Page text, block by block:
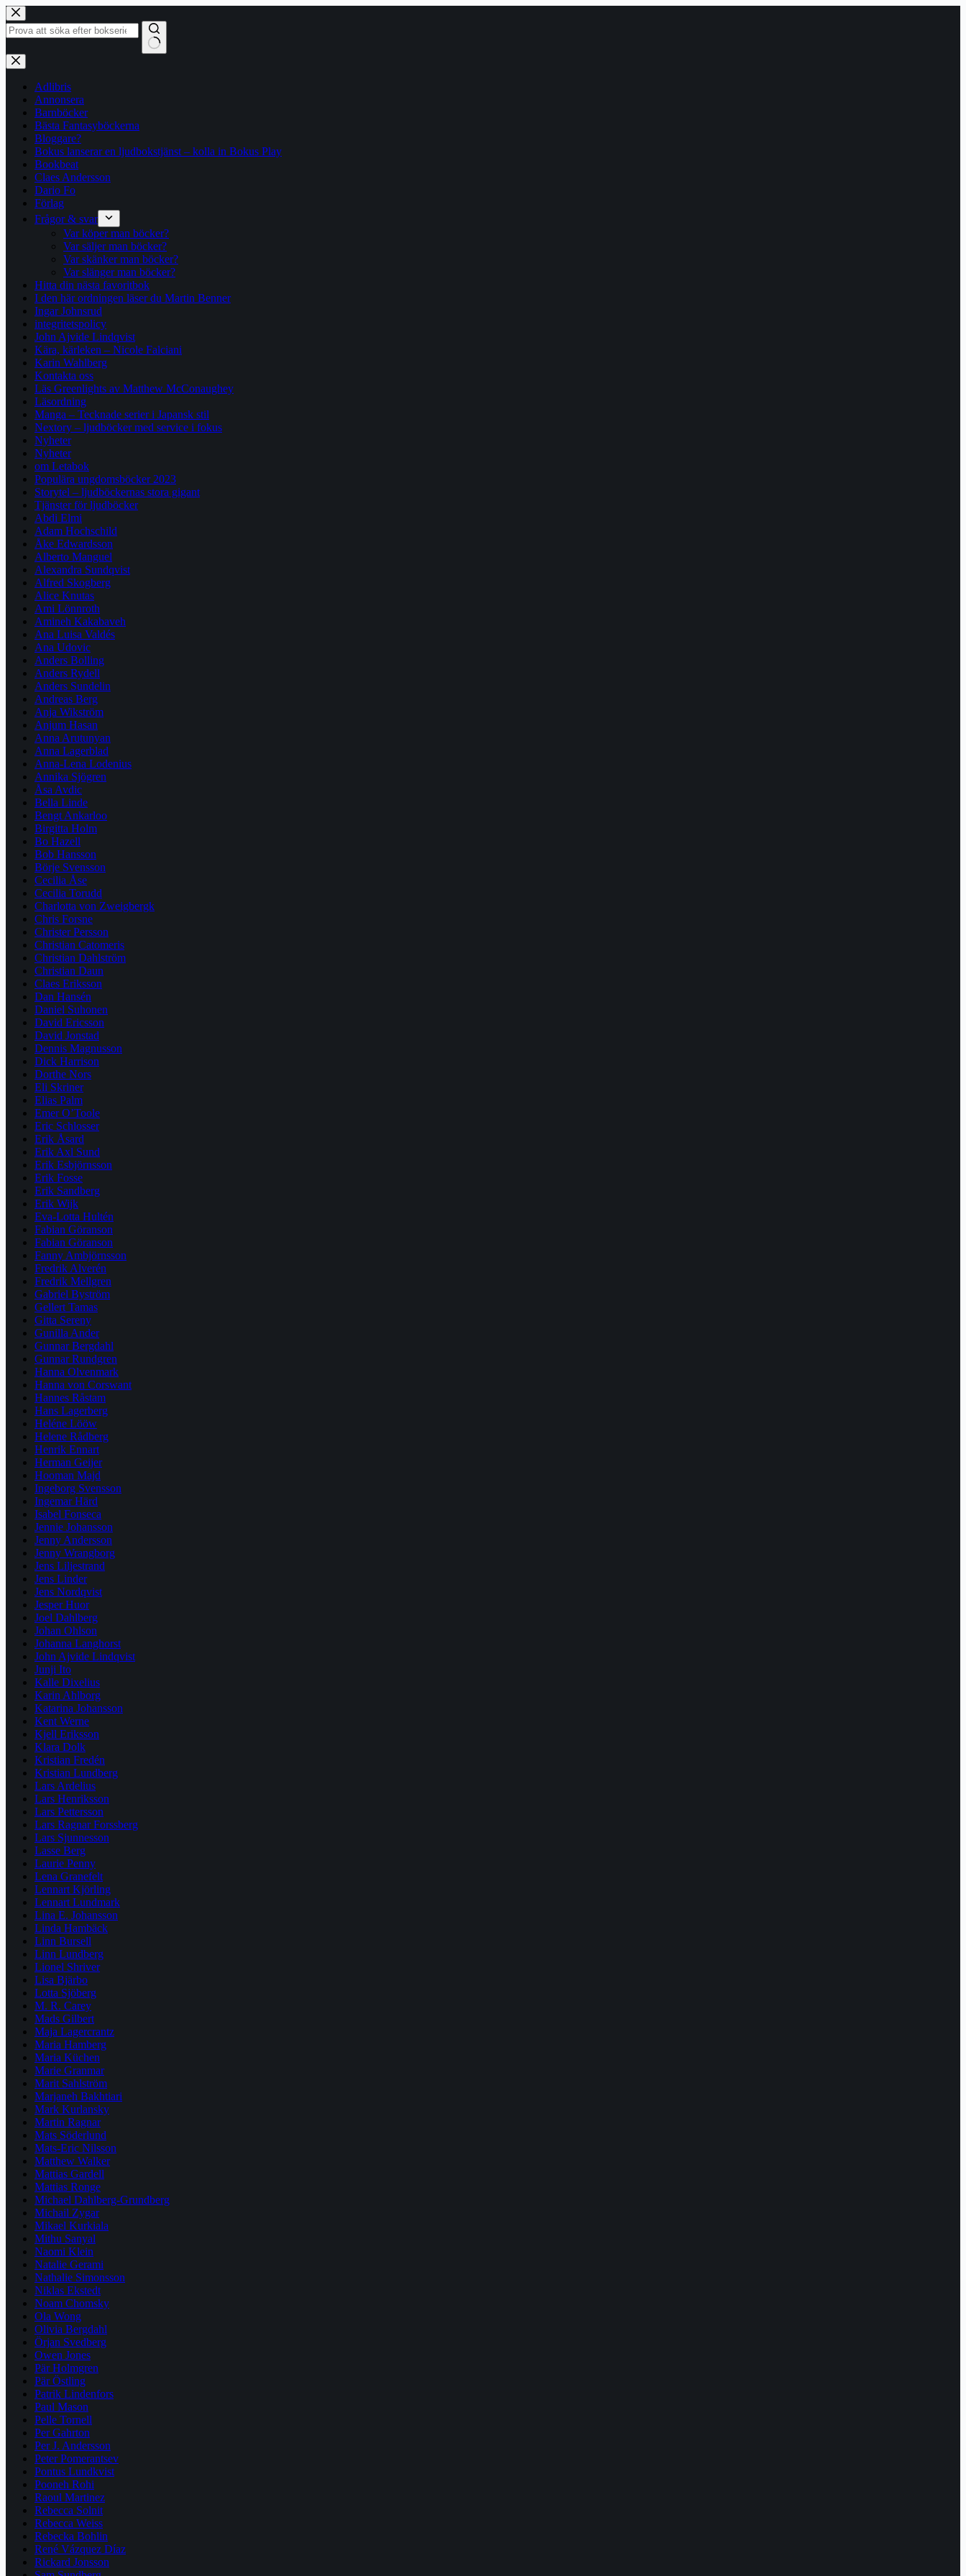
Hoppa
till
innehåll
Inga
resultat
Adlibris
Annonsera
Barnböcker
Bästa Fantasyböckerna
Bloggare?
Bokus lanserar en ljudbokstjänst – kolla in Bokus Play
Bookbeat
Claes Andersson
Dario Fo
Förlag
Frågor & svar
Var köper man böcker?
Var säljer man böcker?
Var skänker man böcker?
Var slänger man böcker?
Hitta din nästa favoritbok
I den här ordningen läser du Martin Benner
Ingar Johnsrud
integritetspolicy
John Ajvide Lindqvist
Kära, kärleken – Nicole Falciani
Karin Wahlberg
Kontakta oss
Läs Greenlights av Matthew McConaughey
Läsordning
Manga – Tecknade serier i Japansk stil
Nextory – ljudböcker med service i fokus
Nyheter
Nyheter
om Letabok
Populära ungdomsböcker 2023
Storytel – ljudböckernas stora gigant
Tjänster för ljudböcker
Abdi Elmi
Adam Hochschild
Åke Edwardsson
Alberto Manguel
Alexandra Sundqvist
Alfred Skogberg
Alice Knutas
Ami Lönnroth
Amineh Kakabaveh
Ana Luisa Valdés
Ana Udovic
Anders Bolling
Anders Rydell
Anders Sundelin
Andreas Berg
Anja Wikström
Anjum Hasan
Anna Arutunyan
Anna Lagerblad
Anna-Lena Lodenius
Annika Sjögren
Åsa Avdic
Bella Linde
Bengt Ankarloo
Birgitta Holm
Bo Hazell
Bob Hansson
Börje Svensson
Cecilia Åse
Cecilia Torudd
Charlotta von Zweigbergk
Chris Forsne
Christer Persson
Christian Catomeris
Christian Dahlström
Christian Daun
Claes Eriksson
Dan Hansén
Daniel Suhonen
David Ericsson
David Jonstad
Dennis Magnusson
Dick Harrison
Dorthe Nors
Eli Skriner
Elias Palm
Emer O’Toole
Eric Schlosser
Erik Åsard
Erik Axl Sund
Erik Esbjörnsson
Erik Fosse
Erik Sandberg
Erik Wijk
Eva-Lotta Hultén
Fabian Göranson
Fabian Göranson
Fanny Ambjörnsson
Fredrik Alverén
Fredrik Mellgren
Gabriel Byström
Gellert Tamas
Gitta Sereny
Gunilla Ander
Gunnar Bergdahl
Gunnar Rundgren
Hanna Olvenmark
Hanna von Corswant
Hannes Råstam
Hans Lagerberg
Heléne Lööw
Helene Rådberg
Henrik Ennart
Herman Geijer
Hooman Majd
Ingeborg Svensson
Ingemar Härd
Isabel Fonseca
Jennie Johansson
Jenny Andersson
Jenny Wrangborg
Jens Liljestrand
Jens Linder
Jens Nordqvist
Jesper Huor
Joel Dahlberg
Johan Ohlson
Johanna Langhorst
John Ajvide Lindqvist
Junji Ito
Kalle Dixelius
Karin Ahlborg
Katarina Johansson
Kent Werne
Kjell Eriksson
Klara Dolk
Kristian Fredén
Kristian Lundberg
Lars Ardelius
Lars Henriksson
Lars Pettersson
Lars Ragnar Forssberg
Lars Sjunnesson
Lasse Berg
Laurie Penny
Lena Granefelt
Lennart Kjörling
Lennart Lundmark
Lina E. Johansson
Linda Hambäck
Linn Bursell
Linn Lundberg
Lionel Shriver
Lisa Bjärbo
Lotta Sjöberg
M. R. Carey
Mads Gilbert
Maja Lagercrantz
Maria Hamberg
Maria Küchen
Marie Granmar
Marit Sahlström
Marjaneh Bakhtiari
Mark Kurlansky
Martin Ragnar
Mats Söderlund
Mats-Eric Nilsson
Matthew Walker
Mattias Gardell
Mattias Ronge
Michael Dahlberg-Grundberg
Michail Zygar
Mikael Kurkiala
Mithu Sanyal
Naomi Klein
Natalie Gerami
Nathalie Simonsson
Niklas Ekstedt
Noam Chomsky
Ola Wong
Olivia Bergdahl
Örjan Svedberg
Owen Jones
Pär Holmgren
Pär Östling
Patrik Lindenfors
Paul Mason
Pelle Tornell
Per Gahrton
Per J. Andersson
Peter Pomerantsev
Pontus Lundkvist
Pooneh Rohi
Raoul Martinez
Rebecca Solnit
Rebecca Weiss
Rebecka Bohlin
René Vázquez Díaz
Rickard Jonsson